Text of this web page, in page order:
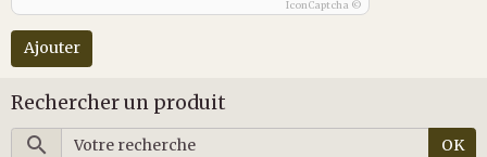
IconCaptcha ©
Ajouter
Rechercher un produit
OK